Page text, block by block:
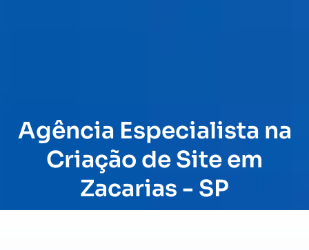
Agência Especialista na
Criação de Site em
Zacarias - SP